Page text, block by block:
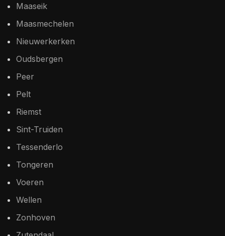
Maaseik
Maasmechelen
Nieuwerkerken
Oudsbergen
Peer
Pelt
Riemst
Sint-Truiden
Tessenderlo
Tongeren
Voeren
Wellen
Zonhoven